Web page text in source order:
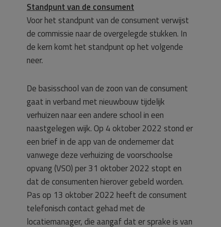
Standpunt van de consument
Voor het standpunt van de consument verwijst
de commissie naar de overgelegde stukken. In
de kern komt het standpunt op het volgende
neer.
De basisschool van de zoon van de consument
gaat in verband met nieuwbouw tijdelijk
verhuizen naar een andere school in een
naastgelegen wijk. Op 4 oktober 2022 stond er
een brief in de app van de ondernemer dat
vanwege deze verhuizing de voorschoolse
opvang (VSO) per 31 oktober 2022 stopt en
dat de consumenten hierover gebeld worden.
Pas op 13 oktober 2022 heeft de consument
telefonisch contact gehad met de
locatiemanager, die aangaf dat er sprake is van